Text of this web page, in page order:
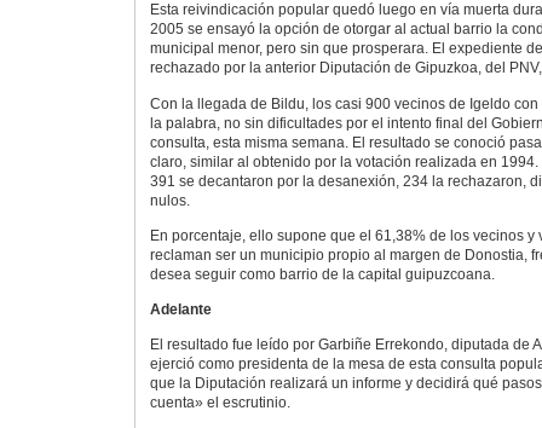
Esta reivindicación popular quedó luego en vía muerta
2005 se ensayó la opción de otorgar al actual barrio la
municipal menor, pero sin que prosperara. El expediente
rechazado por la anterior Diputación de Gipuzkoa, del
Con la llegada de Bildu, los casi 900 vecinos de Igeldo
la palabra, no sin dificultades por el intento final del
consulta, esta misma semana. El resultado se conoció
claro, similar al obtenido por la votación realizada en
391 se decantaron por la desanexión, 234 la rechazaron,
nulos.
En porcentaje, ello supone que el 61,38% de los vecinos y
reclaman ser un municipio propio al margen de Donostia,
desea seguir como barrio de la capital guipuzcoana.
Adelante
El resultado fue leído por Garbiñe Errekondo, diputada de
ejerció como presidenta de la mesa de esta consulta
que la Diputación realizará un informe y decidirá qué
cuenta» el escrutinio.